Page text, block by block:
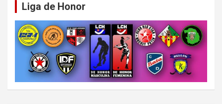
Liga de Honor